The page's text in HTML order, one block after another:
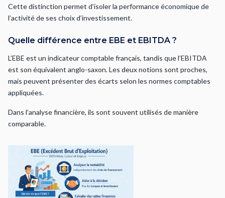
Cette distinction permet d’isoler la performance économique de
l’activité de ses choix d’investissement.
Quelle différence entre EBE et EBITDA ?
L’EBE est un indicateur comptable français, tandis que l’EBITDA
est son équivalent anglo-saxon. Les deux notions sont proches,
mais peuvent présenter des écarts selon les normes comptables
appliquées.
Dans l’analyse financière, ils sont souvent utilisés de manière
comparable.